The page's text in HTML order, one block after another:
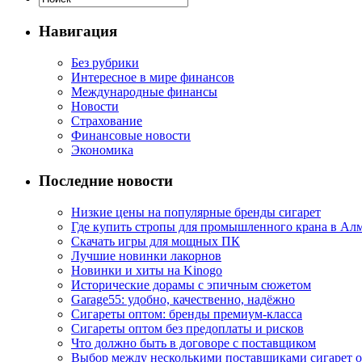
Навигация
Без рубрики
Интересное в мире финансов
Международные финансы
Новости
Страхование
Финансовые новости
Экономика
Последние новости
Низкие цены на популярные бренды сигарет
Где купить стропы для промышленного крана в
Скачать игры для мощных ПК
Лучшие новинки лакорнов
Новинки и хиты на Kinogo
Исторические дорамы с эпичным сюжетом
Garage55: удобно, качественно, надёжно
Сигареты оптом: бренды премиум-класса
Сигареты оптом без предоплаты и рисков
Что должно быть в договоре с поставщиком
Выбор между несколькими поставщиками сигарет